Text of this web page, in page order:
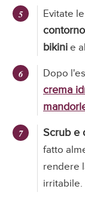
Evitate
bikini e
Dopo
crema
Scrub e
fatto
rendere
irritabile.